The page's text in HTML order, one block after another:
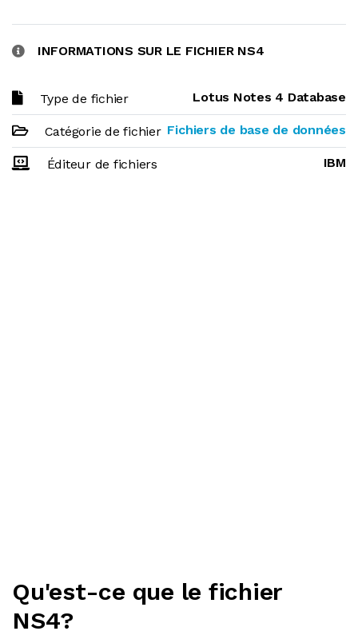
INFORMATIONS SUR LE FICHIER NS4
Type de fichier Lotus Notes 4 Database
Catégorie de fichier Fichiers de base de données
Éditeur de fichiers IBM
Qu'est-ce que le fichier
NS4?